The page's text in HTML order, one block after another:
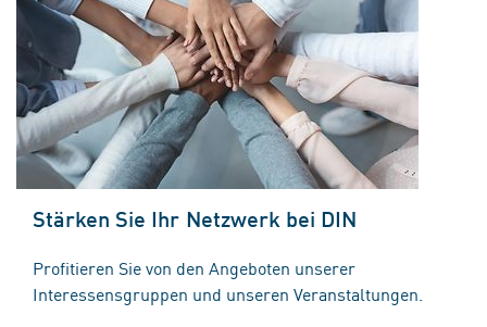
Stärken Sie Ihr Netzwerk bei DIN
Profitieren Sie von den Angeboten unserer
Interessensgruppen und unseren Veranstaltungen.